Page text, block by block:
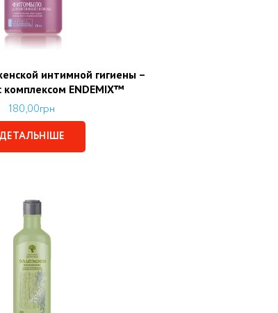
интимной гигиены –
комплексом ENDEMIX™
180,00грн
ДЕТАЛЬНІШЕ